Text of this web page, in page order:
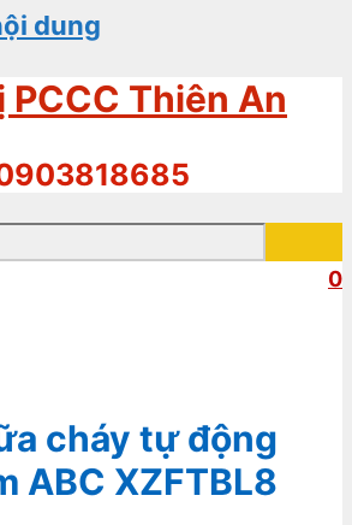
dung
PCCC Thiên An
0
cháy tự động
ABC XZFTBL8